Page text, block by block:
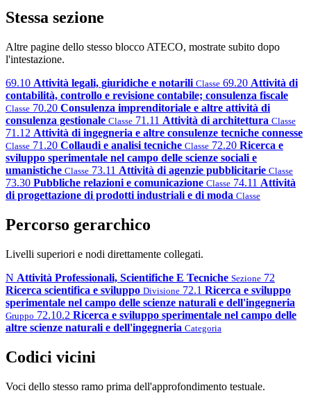
Stessa sezione
Altre pagine dello stesso blocco ATECO, mostrate subito dopo
l'intestazione.
69.10 Attività legali, giuridiche e notarili Classe 69.20 Attività di
contabilità, controllo e revisione contabile; consulenza fiscale
Classe 70.20 Consulenza imprenditoriale e altre attività di
consulenza gestionale Classe 71.11 Attività di architettura Classe
71.12 Attività di ingegneria e altre consulenze tecniche connesse
Classe 71.20 Collaudi e analisi tecniche Classe 72.20 Ricerca e
sviluppo sperimentale nel campo delle scienze sociali e
umanistiche Classe 73.11 Attività di agenzie pubblicitarie Classe
73.30 Pubbliche relazioni e comunicazione Classe 74.11 Attività
di progettazione di prodotti industriali e di moda Classe
Percorso gerarchico
Livelli superiori e nodi direttamente collegati.
N Attività Professionali, Scientifiche E Tecniche Sezione 72
Ricerca scientifica e sviluppo Divisione 72.1 Ricerca e sviluppo
sperimentale nel campo delle scienze naturali e dell'ingegneria
Gruppo 72.10.2 Ricerca e sviluppo sperimentale nel campo delle
altre scienze naturali e dell'ingegneria Categoria
Codici vicini
Voci dello stesso ramo prima dell'approfondimento testuale.